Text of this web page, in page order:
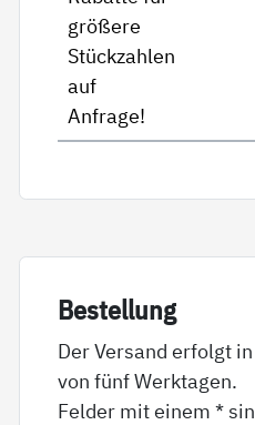
größere
Stückzahlen
auf
Anfrage!
Be­stel­lung
Der Versand erfolgt
von fünf Werktagen.
Felder mit einem *